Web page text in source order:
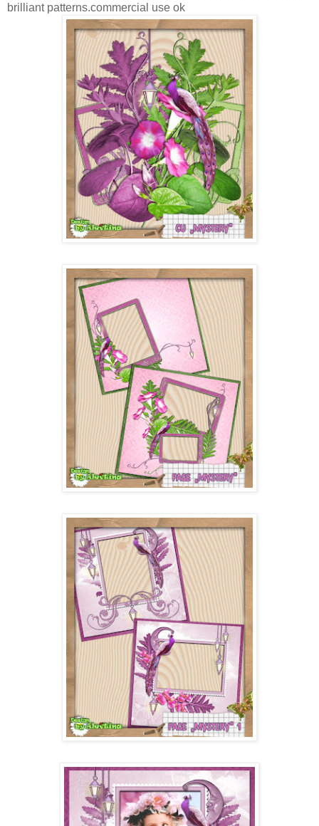
brilliant patterns.commercial use ok